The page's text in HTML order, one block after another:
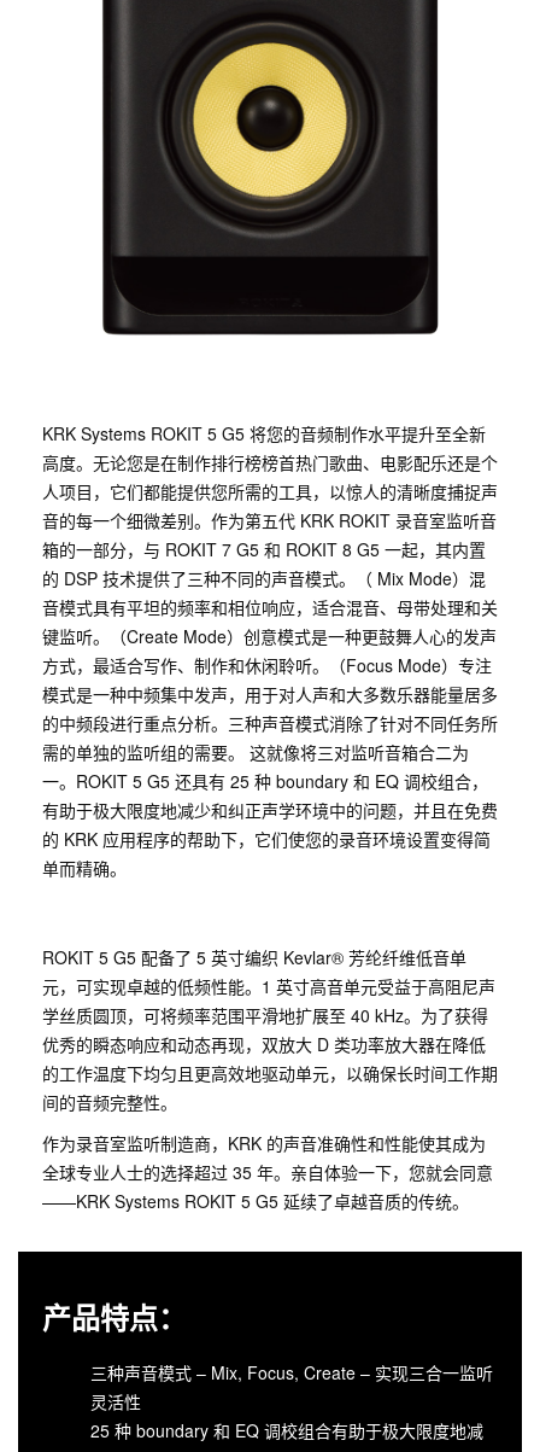
KRK Systems ROKIT 5 G5 将您的音频制作水平提升至全新
高度。无论您是在制作排行榜榜首热门歌曲、电影配乐还是个
人项目，它们都能提供您所需的工具，以惊人的清晰度捕捉声
音的每一个细微差别。作为第五代 KRK ROKIT 录音室监听音
箱的一部分，与 ROKIT 7 G5 和 ROKIT 8 G5 一起，其内置
的 DSP 技术提供了三种不同的声音模式。（ Mix Mode）混
音模式具有平坦的频率和相位响应，适合混音、母带处理和关
键监听。（Create Mode）创意模式是一种更鼓舞人心的发声
方式，最适合写作、制作和休闲聆听。（Focus Mode）专注
模式是一种中频集中发声，用于对人声和大多数乐器能量居多
的中频段进行重点分析。三种声音模式消除了针对不同任务所
需的单独的监听组的需要。 这就像将三对监听音箱合二为
一。ROKIT 5 G5 还具有 25 种 boundary 和 EQ 调校组合，
有助于极大限度地减少和纠正声学环境中的问题，并且在免费
的 KRK 应用程序的帮助下，它们使您的录音环境设置变得简
单而精确。
ROKIT 5 G5 配备了 5 英寸编织 Kevlar® 芳纶纤维低音单
元，可实现卓越的低频性能。1 英寸高音单元受益于高阻尼声
学丝质圆顶，可将频率范围平滑地扩展至 40 kHz。为了获得
优秀的瞬态响应和动态再现，双放大 D 类功率放大器在降低
的工作温度下均匀且更高效地驱动单元，以确保长时间工作期
间的音频完整性。
作为录音室监听制造商，KRK 的声音准确性和性能使其成为
全球专业人士的选择超过 35 年。亲自体验一下，您就会同意
——KRK Systems ROKIT 5 G5 延续了卓越音质的传统。
产品特点：
三种声音模式 – Mix, Focus, Create – 实现三合一监听
灵活性
25 种 boundary 和 EQ 调校组合有助于极大限度地减